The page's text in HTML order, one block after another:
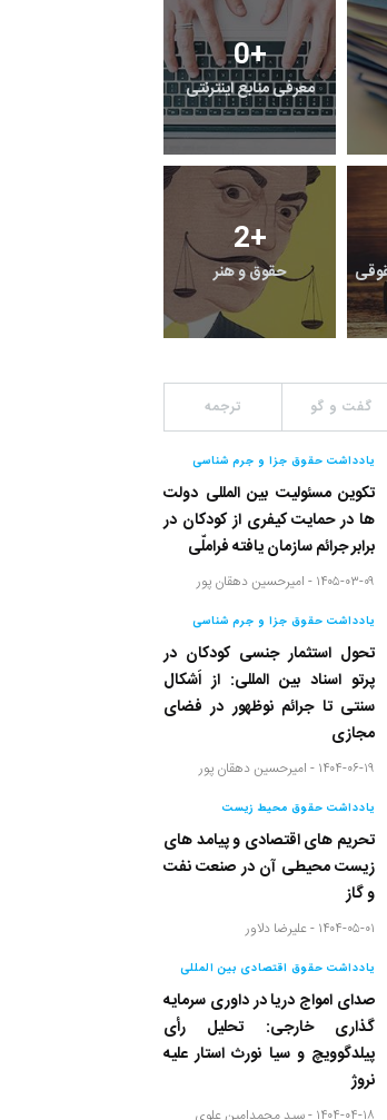
0+
معرفی منابع اینترنتی
2+
حقوق و هنر
گفت و گو ترجمه
یادداشت حقوق جزا و جرم شناسی
تکوین مسئولیت بین المللی دولت
ها در حمایت کیفری از کودکان در
برابر جرائم سازمان یافته فراملّی
۱۴۰۵-۰۳-۰۹ - امیرحسین دهقان پور
یادداشت حقوق جزا و جرم شناسی
تحول استثمار جنسی کودکان در
پرتو اسناد بین المللی: از اَشکال
سنتی تا جرائم نوظهور در فضای
مجازی
۱۴۰۴-۰۶-۱۹ - امیرحسین دهقان پور
یادداشت حقوق محیط زیست
تحریم های اقتصادی و پیامد های
زیست محیطی آن در صنعت نفت
و گاز
۱۴۰۴-۰۵-۰۱ - علیرضا دلاور
یادداشت حقوق اقتصادی بین المللی
صدای امواج دریا در داوری سرمایه
گذاری خارجی: تحلیل رأی
پیلدگوویچ و سیا نورث استار علیه
نروژ